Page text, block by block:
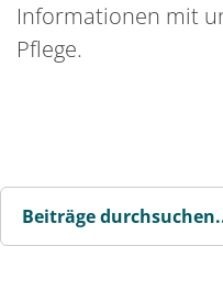
Informationen mit
Pflege.